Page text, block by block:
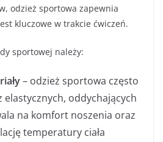
odzież sportowa zapewnia
kluczowe w trakcie ćwiczeń.
sportowej należy:
– odzież sportowa często
elastycznych, oddychających
na komfort noszenia oraz
temperatury ciała